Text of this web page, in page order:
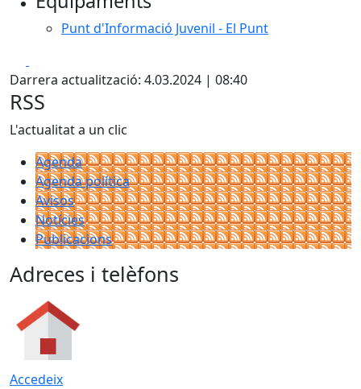
Punt d'Informació Juvenil - El Punt
Darrera actualització: 4.03.2024 | 08:40
RSS
L'actualitat a un clic
Agenda
Agenda política
Avisos
Notícies
Publicacions
Adreces i telèfons
Accedeix